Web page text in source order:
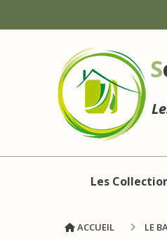
S
Les
ACCUEIL LE